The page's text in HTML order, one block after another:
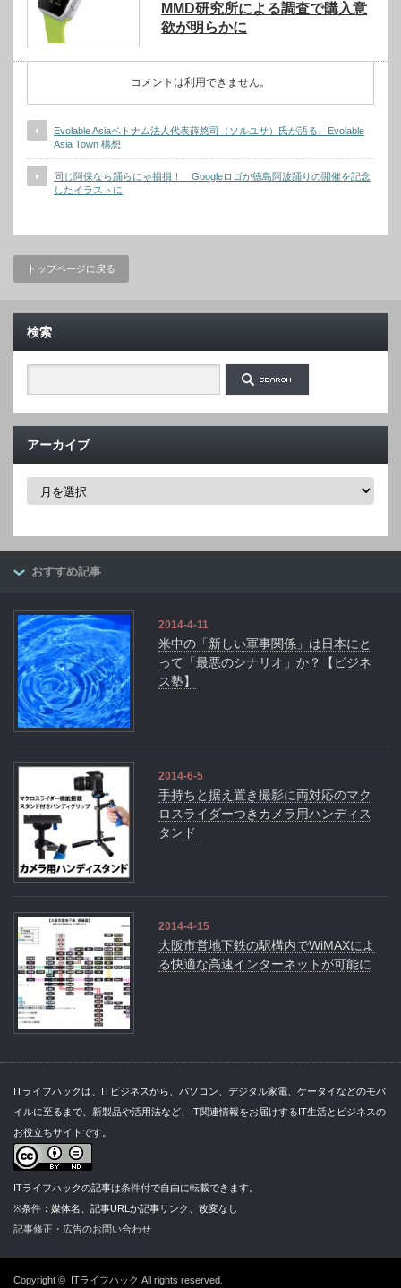
MMD研究所による調査で購入意
欲が明らかに
コメントは利用できません。
Evolable Asiaベトナム法人代表薛悠司（ソルユサ）氏が語る、Evolable
Asia Town 構想
同じ阿保なら踊らにゃ損損！ Googleロゴが徳島阿波踊りの開催を記念
したイラストに
トップページに戻る
検索
アーカイブ
ブ
おすすめ記事
2014-4-11
米中の「新しい軍事関係」は日本にと
って「最悪のシナリオ」か？【ビジネ
ス塾】
2014-6-5
手持ちと据え置き撮影に両対応のマク
ロスライダーつきカメラ用ハンディス
タンド
2014-4-15
大阪市営地下鉄の駅構内でWiMAXによ
る快適な高速インターネットが可能に
ITライフハックは、ITビジネスから、パソコン、デジタル家電、ケータイなどのモバ
イルに至るまで、新製品や活用法など、IT関連情報をお届けするIT生活とビジネスの
お役立ちサイトです。
ITライフハックの記事は条件付で自由に転載できます。
※条件：媒体名、記事URLか記事リンク、改変なし
記事修正・広告のお問い合わせ
Copyright © ITライフハック All rights reserved.